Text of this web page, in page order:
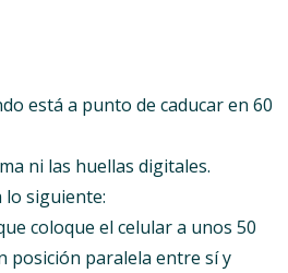
está a punto de caducar en 60
ni las huellas digitales.
siguiente:
coloque el celular a unos 50
posición paralela entre sí y